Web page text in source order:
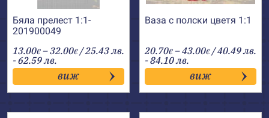
Бяла прелест 1:1-
201900049
13.00€ –32.00€Price
range:
13.00€
through
32.00€
/ 25.43 лв.
- 62.59 лв.
виж
Ваза с полски цветя 1:1
20.70€ –43.00€Price
range:
20.70€
through
43.00€
/ 40.49 лв.
- 84.10 лв.
виж